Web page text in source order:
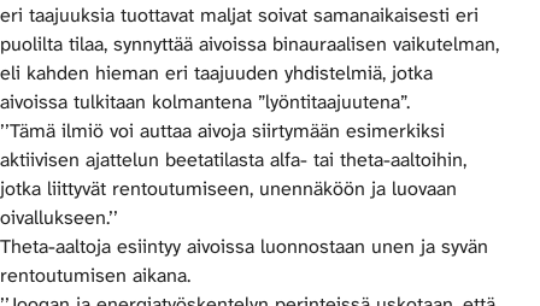
eri taajuuksia tuottavat maljat soivat samanaikaisesti eri
puolilta tilaa, synnyttää aivoissa binauraalisen vaikutelman,
eli kahden hieman eri taajuuden yhdistelmiä, jotka
aivoissa tulkitaan kolmantena ”lyöntitaajuutena”.
’’Tämä ilmiö voi auttaa aivoja siirtymään esimerkiksi
aktiivisen ajattelun beetatilasta alfa- tai theta-aaltoihin,
jotka liittyvät rentoutumiseen, unennäköön ja luovaan
oivallukseen.’’
Theta-aaltoja esiintyy aivoissa luonnostaan unen ja syvän
rentoutumisen aikana.